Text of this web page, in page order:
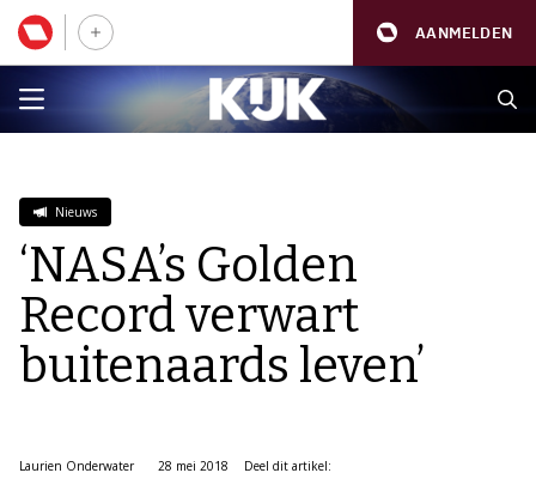
AANMELDEN
Nieuws
‘NASA’s Golden
Record verwart
buitenaards leven’
Laurien Onderwater
28 mei 2018
Deel dit artikel: